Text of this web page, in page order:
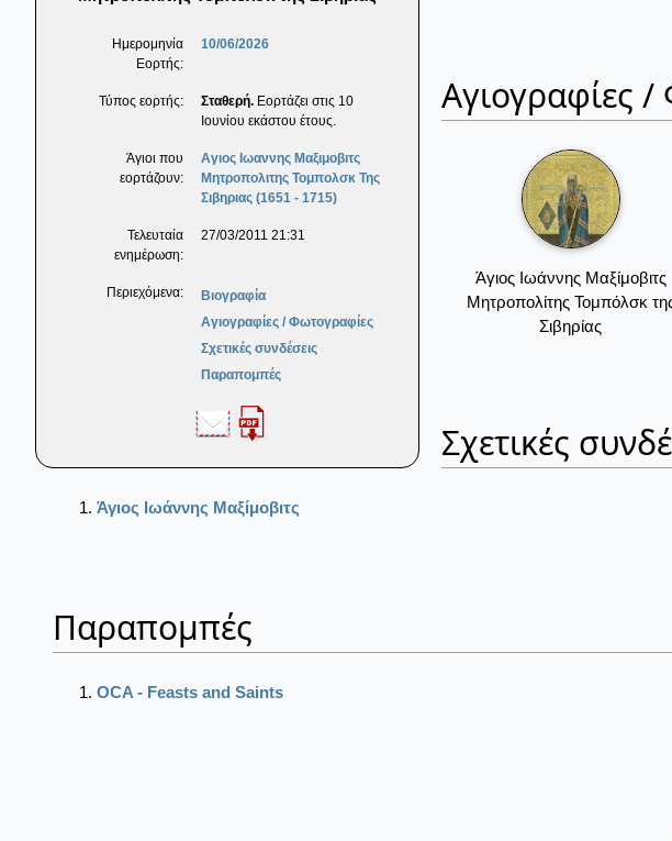
Ημερομηνία
Εορτής:
10/06/2026
Τύπος εορτής: Σταθερή. Εορτάζει στις 10
Ιουνίου εκάστου έτους.
Άγιοι που
εορτάζουν:
Αγιος Ιωαννης Μαξιμοβιτς
Μητροπολιτης Τομπολσκ Της
Σιβηριας (1651 - 1715)
Τελευταία
ενημέρωση:
27/03/2011 21:31
Περιεχόμενα:
Βιογραφία
Αγιογραφίες / Φωτογραφίες
Σχετικές συνδέσεις
Παραπομπές
Αγιογραφίες
Άγιος Ιωάννης Μαξίμοβιτς
Μητροπολίτης Τομπόλσκ
Σιβηρίας
Σχετικές
Άγιος Ιωάννης Μαξίμοβιτς
Παραπομπές
OCA - Feasts and Saints